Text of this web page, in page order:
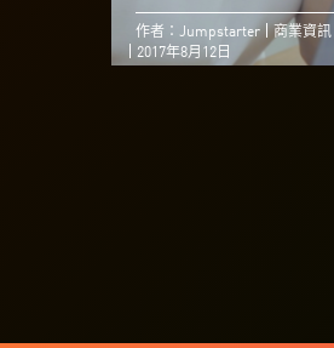
作者：Jumpstarter
商業資訊
2017年8月12日